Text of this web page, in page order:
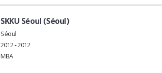
SKKU Séoul (Séoul)
Séoul
2012 - 2012
MBA